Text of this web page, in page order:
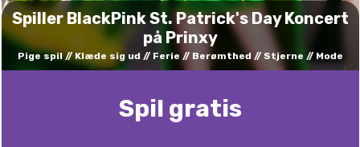
Spiller BlackPink St. Patrick's Day Koncert
på Prinxy
Pige spil Klæde sig ud Ferie Berømthed Stjerne Mode
Spil gratis